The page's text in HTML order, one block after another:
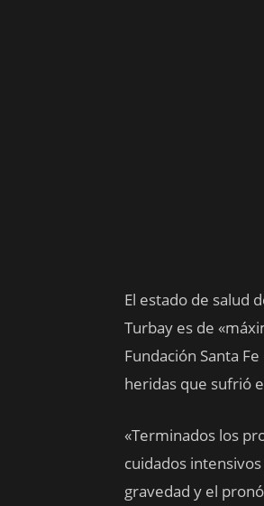
El estado de salud
Turbay es de
Fundación Santa
heridas que sufrió
«Terminados los
cuidados
gravedad y el